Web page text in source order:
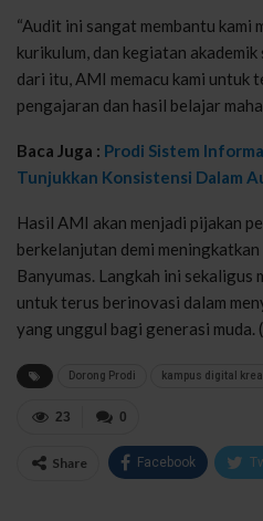
“Audit ini sangat membantu kami
kurikulum, dan kegiatan
dari itu, AMI memacu kami untuk
pengajaran dan hasil belajar
Baca Juga : Prodi Sistem
Tunjukkan Konsistensi Dalam
Hasil AMI akan menjadi pijakan
berkelanjutan demi
Banyumas. Langkah ini sekaligus
untuk terus berinovasi dalam
yang unggul bagi generasi muda.
Dorong Prodi kampus digital
0
23
Share Facebook